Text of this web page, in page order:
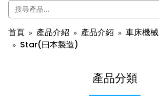
首頁 產品介紹 產品介紹
車床機械
Star(曰本製造)
產品分類